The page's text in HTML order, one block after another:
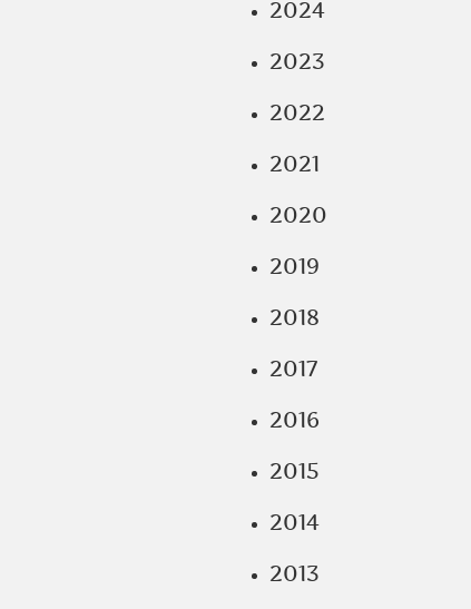
2024
2023
2022
2021
2020
2019
2018
2017
2016
2015
2014
2013